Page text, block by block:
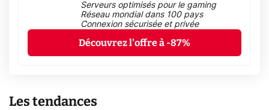
Serveurs optimisés pour le gaming
Réseau mondial dans 100 pays
Connexion sécurisée et privée
Découvrez l'offre à -87%
Les tendances